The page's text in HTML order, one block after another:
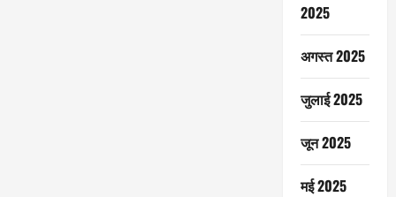
2025
अगस्त 2025
जुलाई 2025
जून 2025
मई 2025